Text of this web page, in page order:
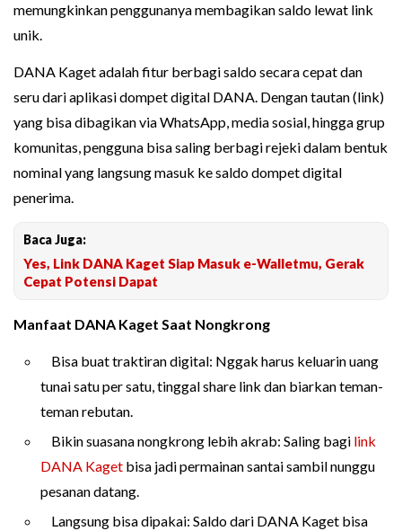
memungkinkan penggunanya membagikan saldo lewat link
unik.
DANA Kaget adalah fitur berbagi saldo secara cepat dan
seru dari aplikasi dompet digital DANA. Dengan tautan (link)
yang bisa dibagikan via WhatsApp, media sosial, hingga grup
komunitas, pengguna bisa saling berbagi rejeki dalam bentuk
nominal yang langsung masuk ke saldo dompet digital
penerima.
Baca Juga:
Yes, Link DANA Kaget Siap Masuk e-Walletmu, Gerak
Cepat Potensi Dapat
Manfaat DANA Kaget Saat Nongkrong
Bisa buat traktiran digital: Nggak harus keluarin uang
tunai satu per satu, tinggal share link dan biarkan teman-
teman rebutan.
Bikin suasana nongkrong lebih akrab: Saling bagi link
DANA Kaget bisa jadi permainan santai sambil nunggu
pesanan datang.
Langsung bisa dipakai: Saldo dari DANA Kaget bisa